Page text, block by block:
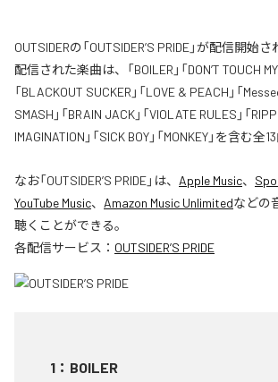
OUTSIDERの「OUTSIDER’S PRIDE」が配信開始
配信された楽曲は、「BOILER」「DON’T TOUCH MY
「BLACKOUT SUCKER」「LOVE & PEACH」「
SMASH」「BRAIN JACK」「VIOLATE RULES」「
IMAGINATION」「SICK BOY」「MONKEY」を含む全
なお「OUTSIDER’S PRIDE」は、 Apple Music、
YouTube Music、 Amazon Music Unlimitedなどの
聴くことができる。
各配信サービス： OUTSIDER’S PRIDE
1 ： BOILER